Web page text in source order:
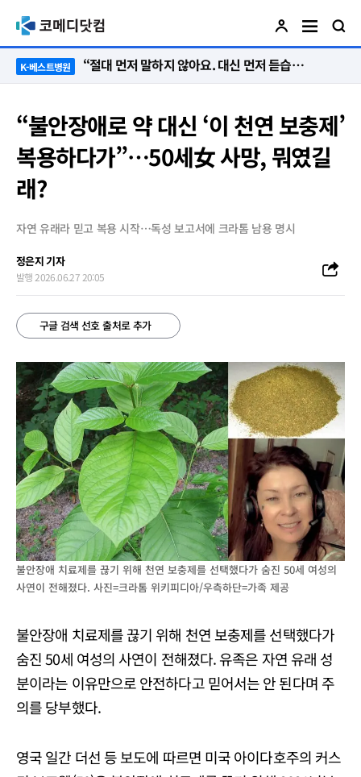
K-베스트병원 “절대 먼저 말하지 않아요. 대신 먼저 듣습니다”
“불안장애로 약 대신 ‘이 천연 보충제’
복용하다가”…50세女 사망, 뭐였길
래?
자연 유래라 믿고 복용 시작…독성 보고서에 크라톰 남용 명시
정은지 기자
발행 2026.06.27 20:05
구글 검색 선호 출처로 추가
불안장애 치료제를 끊기 위해 천연 보충제를 선택했다가 숨진 50세 여성의
사연이 전해졌다. 사진=크라톰 위키피디아/우측하단=가족 제공
불안장애 치료제를 끊기 위해 천연 보충제를 선택했다가
숨진 50세 여성의 사연이 전해졌다. 유족은 자연 유래 성
분이라는 이유만으로 안전하다고 믿어서는 안 된다며 주
의를 당부했다.
영국 일간 더선 등 보도에 따르면 미국 아이다호주의 커스